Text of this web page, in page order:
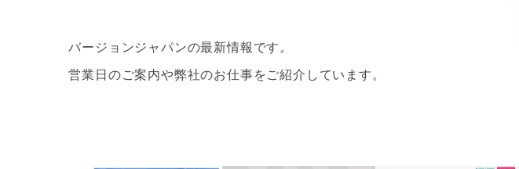
バージョンジャパンの最新情報です。
営業日のご案内や弊社のお仕事をご紹介しています。